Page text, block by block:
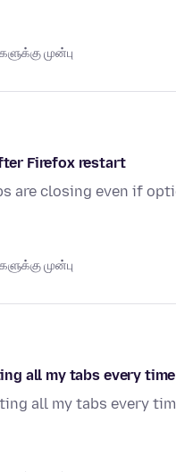
முன்பு
Firefox restart
are closing even if
முன்பு
all my tabs every
all my tabs every